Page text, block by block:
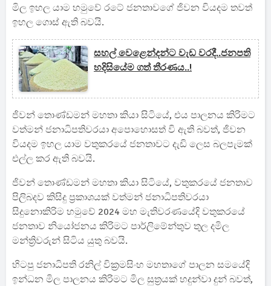
මිල ඉහල යාම හමුවේ රටේ ජනතාවගේ ජිවන වියදම තවත්
ඉහල ගොස් ඇති බවයි.
සහල් වෙළෙන්දන්ට වැඩ වරදී..ජනපති
හදිසියේම ගත් තීරණය..!
ජිවන් තොණ්ඩමන් මහතා කියා සිටියේ, එය පාලනය කිරිමට
වත්මන් ජනාධිපතිවරයා අපොහොසත් වි ඇති බවත්, ජිවන
වියදම ඉහල යාම වතුකරයේ ජනතාවට දැඩි ලෙස බලපැමක්
එල්ල කර ඇති බවයි.
ජිවන් තොණ්ඩමන් මහතා කියා සිටියේ, වතුකරයේ ජනතාව
පිලිබදව කිසිදු ප්‍රකාශයක් වත්මන් ජනාධිපතිවරයා
සිදුනොකිරිම හමුවේ 2024 මහ මැතිවරණයේදි වතුකරයේ
ජනතාව නියෝජනය කිරිමට පාර්ලිමේන්තුව තුල දමිල
මන්ත්‍රිවරුන් සිටිය යුතු බවයි.
හිටපු ජනාධිපති රනිල් වික්‍රමසිංහ මහතාගේ පාලන සමයේදි
ඉන්ධන මිල පාලනය කිරිමට මිල සුත්‍රයක් හදුන්වා දුන් බවත්,